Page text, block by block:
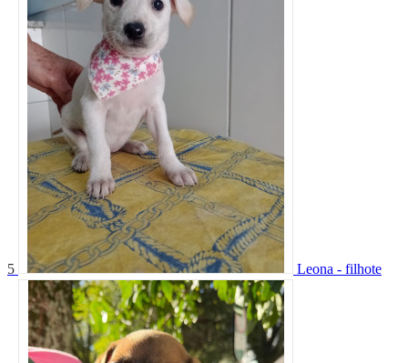
5 Leona - filhote